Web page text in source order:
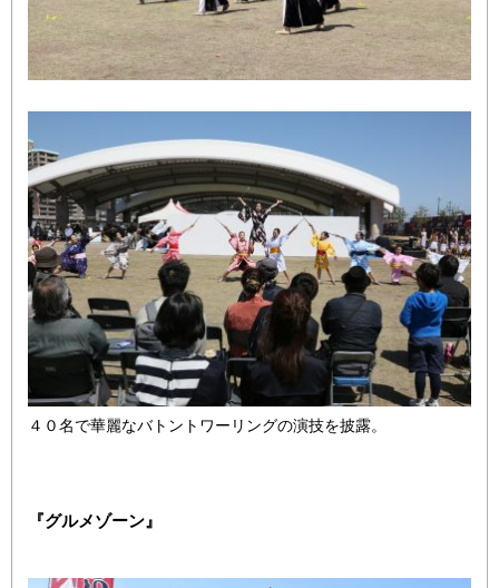
４０名で華麗なバトントワーリングの演技を披露。
『グルメゾーン』